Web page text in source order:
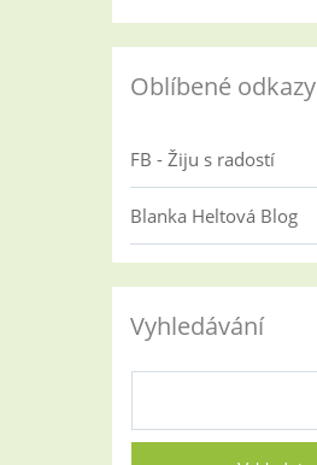
Oblíbené odkazy
FB - Žiju s radostí
Blanka Heltová Blog
Vyhledávání